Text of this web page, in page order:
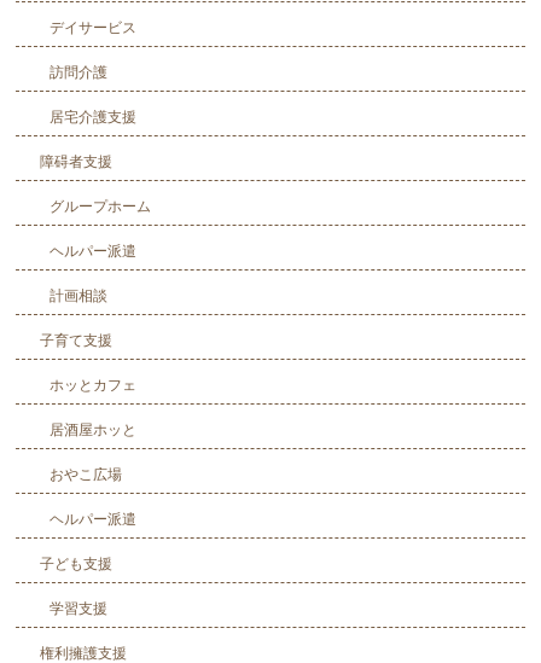
デイサービス
訪問介護
居宅介護支援
障碍者支援
グループホーム
ヘルパー派遣
計画相談
子育て支援
ホッとカフェ
居酒屋ホッと
おやこ広場
ヘルパー派遣
子ども支援
学習支援
権利擁護支援